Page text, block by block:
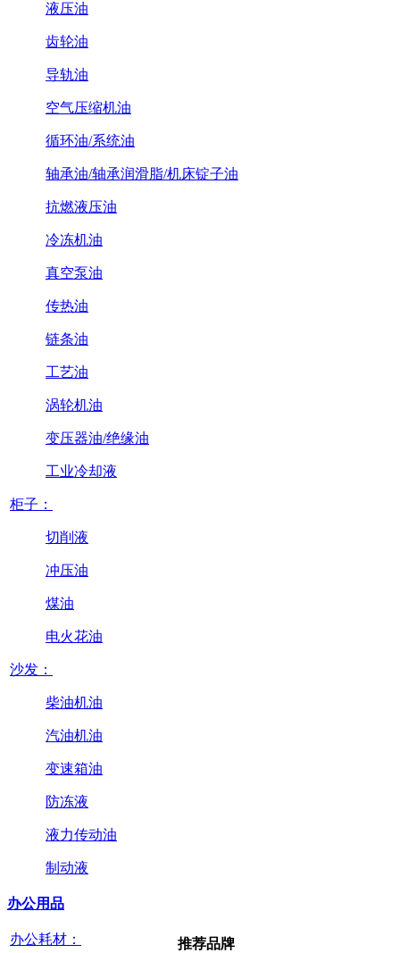
液压油
齿轮油
导轨油
空气压缩机油
循环油/系统油
轴承油/轴承润滑脂/机床锭子油
抗燃液压油
冷冻机油
真空泵油
传热油
链条油
工艺油
涡轮机油
变压器油/绝缘油
工业冷却液
柜子：
切削液
冲压油
煤油
电火花油
沙发：
柴油机油
汽油机油
变速箱油
防冻液
液力传动油
制动液
办公用品
办公耗材： 推荐品牌